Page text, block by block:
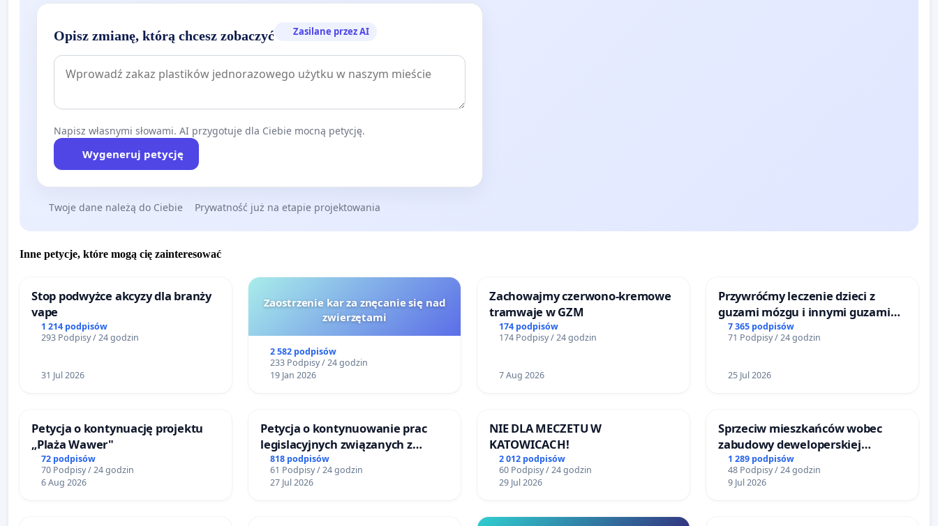
Opisz zmianę, którą chcesz zobaczyć Zasilane przez AI
Napisz własnymi słowami. AI przygotuje dla Ciebie mocną petycję.
Wygeneruj petycję
Twoje dane należą do Ciebie Prywatność już na etapie projektowania
Inne petycje, które mogą cię zainteresować
Stop podwyżce akcyzy dla branży
vape
1 214 podpisów
293 Podpisy / 24 godzin
31 Jul 2026
Zaostrzenie kar za znęcanie się nad
zwierzętami
2 582 podpisów
233 Podpisy / 24 godzin
19 Jan 2026
Zachowajmy czerwono-kremowe
tramwaje w GZM
174 podpisów
174 Podpisy / 24 godzin
7 Aug 2026
Przywróćmy leczenie dzieci z
guzami mózgu i innymi guzami
litymi do Górnośląskiego
Centrum Zdrowia Dziecka w
7 365 podpisów
71 Podpisy / 24 godzin
25 Jul 2026
Petycja o kontynuację projektu
„Plaża Wawer"
72 podpisów
70 Podpisy / 24 godzin
6 Aug 2026
Petycja o kontynuowanie prac
legislacyjnych związanych z
reformą prawa rodzinnego
818 podpisów
61 Podpisy / 24 godzin
27 Jul 2026
NIE DLA MECZETU W
KATOWICACH!
2 012 podpisów
60 Podpisy / 24 godzin
29 Jul 2026
Sprzeciw mieszkańców wobec
zabudowy deweloperskiej
terenow zielonych w rejonie
Bulwarów Straceńskich w Bielsku-
Białej
1 289 podpisów
48 Podpisy / 24 godzin
9 Jul 2026